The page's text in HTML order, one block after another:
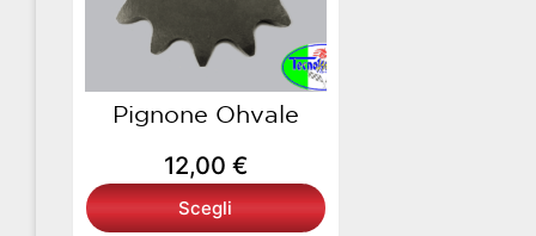
Pignone Ohvale
12,00 €
Scegli
opzioni
possono
scelte
pagina
del
prodotto